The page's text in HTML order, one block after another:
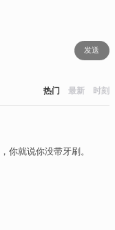
发送
热门 最新 时刻
你就说你没带牙刷。